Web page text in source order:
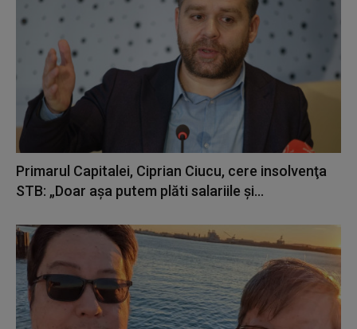
Primarul Capitalei, Ciprian Ciucu, cere insolvenţa
STB: „Doar aşa putem plăti salariile și...